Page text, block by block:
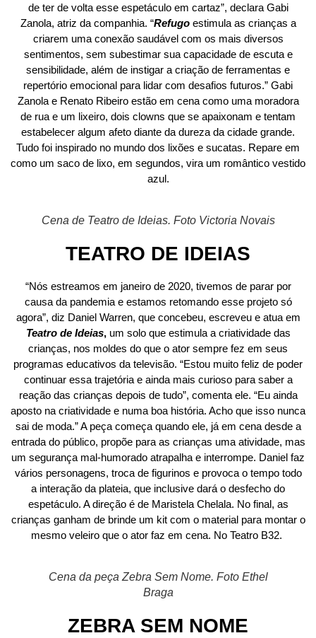
de ter de volta esse espetáculo em cartaz”, declara Gabi
Zanola, atriz da companhia. “Refugoestimula as crianças a
criarem uma conexão saudável com os mais diversos
sentimentos, sem subestimar sua capacidade de escuta e
sensibilidade, além de instigar a criação de ferramentas e
repertório emocional para lidar com desafios futuros.” Gabi
Zanola e Renato Ribeiro estão em cena como uma moradora
de rua e um lixeiro, dois clowns que se apaixonam e tentam
estabelecer algum afeto diante da dureza da cidade grande.
Tudo foi inspirado no mundo dos lixões e sucatas. Repare em
como um saco de lixo, em segundos, vira um romântico vestido
azul.
Cena de Teatro de Ideias. Foto Victoria Novais
TEATRO DE IDEIAS
“Nós estreamos em janeiro de 2020, tivemos de parar por
causa da pandemia e estamos retomando esse projeto só
agora”, diz Daniel Warren, que concebeu, escreveu e atua em
Teatro de Ideias,um solo que estimula a criatividade das
crianças, nos moldes do que o ator sempre fez em seus
programas educativos da televisão. “Estou muito feliz de poder
continuar essa trajetória e ainda mais curioso para saber a
reação das crianças depois de tudo”, comenta ele. “Eu ainda
aposto na criatividade e numa boa história. Acho que isso nunca
sai de moda.” A peça começa quando ele, já em cena desde a
entrada do público, propõe para as crianças uma atividade, mas
um segurança mal-humorado atrapalha e interrompe. Daniel faz
vários personagens, troca de figurinos e provoca o tempo todo
a interação da plateia, que inclusive dará o desfecho do
espetáculo. A direção é de Maristela Chelala. No final, as
crianças ganham de brinde um kit com o material para montar o
mesmo veleiro que o ator faz em cena. No Teatro B32.
Cena da peça Zebra Sem Nome. Foto Ethel
Braga
ZEBRA SEM NOME